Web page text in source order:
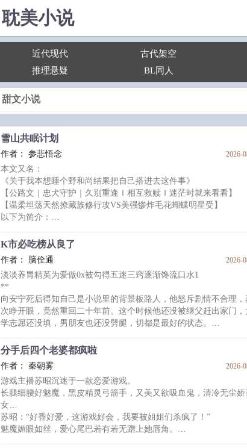
耽美小说
近代现代 古代架空
推理悬疑
BL同人
甜文小说
雪山共眠计划
作者： 参悲悟念 2026-
本文又名：
《关于我本想睡个野和尚结果把自己搭进去这件事》
【公路文｜忠犬守护｜久别重逢Ｉ相互救赎Ｉ迷茫时就来看看】
【温柔坦荡天然撩藏族修行攻VS美强惨炸毛花蝴蝶明星受】
以下为简介：
人生三万天，而他在比别人多出的无数个黑夜里祈祷长眠。
他并不打算前往雪山赴死，只是想在心中的应许之地好好睡上一觉
雪山下偶遇曾经的老同学，
窦棠婴秉持着心动就撩，撩不动就色诱，色诱不成……
那就把他拐下山，用红尘腌入味。
然而共伴旅途三千里，窦棠婴认清
K市必吃榜从良了
作者： 脑佺通 2026-
淡淡养胃精英为爱做0x被勾得五迷三窍逐渐馋流口水1
**
向安宁死后得知自己是小说里的背景板路人，他怒斥剧情不合理，
次睁开眼，竟然重回二十年前。这个时候他还没被继父赶出家门，
学志愿还没填，男朋友也还没劈腿，切都是最好的状态。
乱来。
只可惜男朋友因为他养胃这事跑了，但因祸得福获得了大量夜间时
用来学习和进步，读书之余他顺便捞捞自己那个头脑简单的发小。
强行控制发小段时间后，向安宁惊恐的发现，对方似乎不太对劲。
某日，向安宁忍不住狠
分手后四个老婆都疯啦
作者： 秦朝雾 2026-
游戏主播苏昭沉迷于一款恋爱游戏。
长腿细腰好魅魔，黑皮精灵弓箭手，又美又欲吸血鬼，清冷无尘娇
女…
苏昭：“好香好爱，这游戏好会，我要被姐姐们杀疯了！”
魅魔媚眼如丝，爱心尾巴若有若无蹭上她唇角。